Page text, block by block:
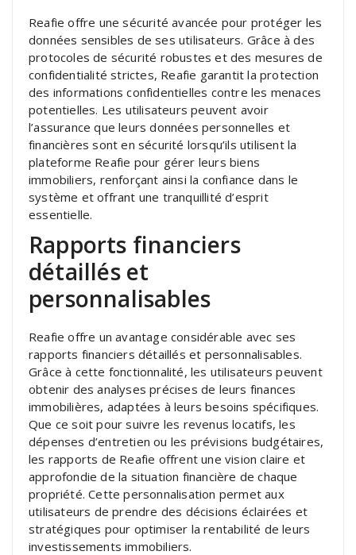
Reafie offre une sécurité avancée pour protéger les
données sensibles de ses utilisateurs. Grâce à des
protocoles de sécurité robustes et des mesures de
confidentialité strictes, Reafie garantit la protection
des informations confidentielles contre les menaces
potentielles. Les utilisateurs peuvent avoir
l’assurance que leurs données personnelles et
financières sont en sécurité lorsqu’ils utilisent la
plateforme Reafie pour gérer leurs biens
immobiliers, renforçant ainsi la confiance dans le
système et offrant une tranquillité d’esprit
essentielle.
Rapports financiers
détaillés et
personnalisables
Reafie offre un avantage considérable avec ses
rapports financiers détaillés et personnalisables.
Grâce à cette fonctionnalité, les utilisateurs peuvent
obtenir des analyses précises de leurs finances
immobilières, adaptées à leurs besoins spécifiques.
Que ce soit pour suivre les revenus locatifs, les
dépenses d’entretien ou les prévisions budgétaires,
les rapports de Reafie offrent une vision claire et
approfondie de la situation financière de chaque
propriété. Cette personnalisation permet aux
utilisateurs de prendre des décisions éclairées et
stratégiques pour optimiser la rentabilité de leurs
investissements immobiliers.